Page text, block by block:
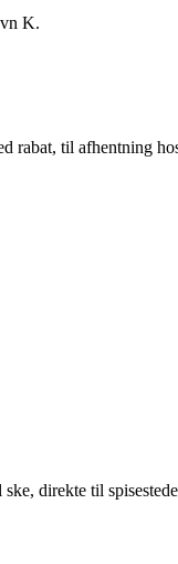
K.
til afhentning
direkte til